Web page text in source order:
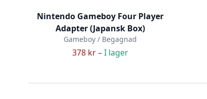
Nintendo Gameboy Four Player
Adapter (Japansk Box)
Gameboy / Begagnad
378 kr –I lager